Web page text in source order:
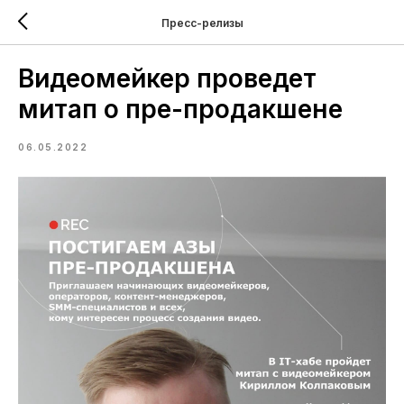
Пресс-релизы
Видеомейкер проведет
митап о пре-продакшене
06.05.2022